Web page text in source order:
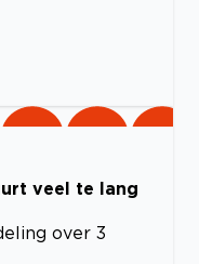
veel te lang
over 3